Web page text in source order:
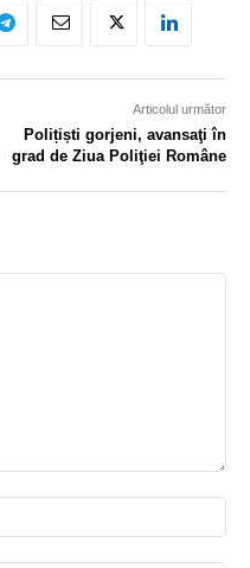
Articolul următor
Polițiști gorjeni, avansaţi în
grad de Ziua Poliţiei Române